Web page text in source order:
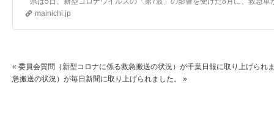
mainichi.jp
« 委員会質問（新型コロナに係る救急搬送の状況）が千葉日報に取り上げられ
急搬送の状況）が毎日新聞に取り上げられました。
»